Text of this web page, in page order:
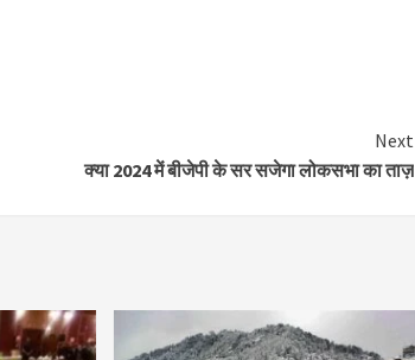
Next
क्या 2024 में बीजेपी के सर सजेगा लोकसभा का ताज़